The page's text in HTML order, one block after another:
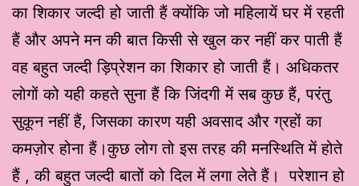
का शिकार जल्दी हो जाती हैं क्योंकि जो महिलायें घर में रहती
हैं और अपने मन की बात किसी से खुल कर नहीं कर पाती हैं
वह बहुत जल्दी ड़िप्रेशन का शिकार हो जाती हैं। अधिकतर
लोगों को यही कहते सुना हैं कि जिंदगी में सब कुछ हैं, परंतु
सुकून नहीं हैं, जिसका कारण यही अवसाद और ग्रहों का
कमज़ोर होना हैं।कुछ लोग तो इस तरह की मनस्थिति में होते
हैं , की बहुत जल्दी बातों को दिल में लगा लेते हैं। परेशान हो